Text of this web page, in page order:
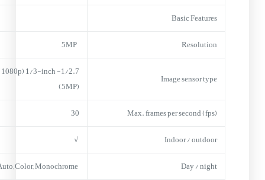
Basic Features
Resolution
Image sensor type
(1080p) 1/3-inch
(5MP)
Max. frames per second (fps)
30
Indoor / outdoor
√
Day / night
Color, Monochrome